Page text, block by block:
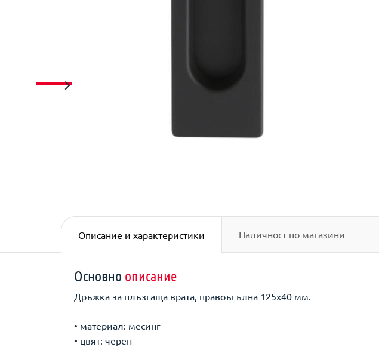
Описание и характеристики Наличност по магазини
Основно описание
Дръжка за плъзгаща врата, правоъгълна 125х40 мм.
• материал: месинг
• цвят: черен